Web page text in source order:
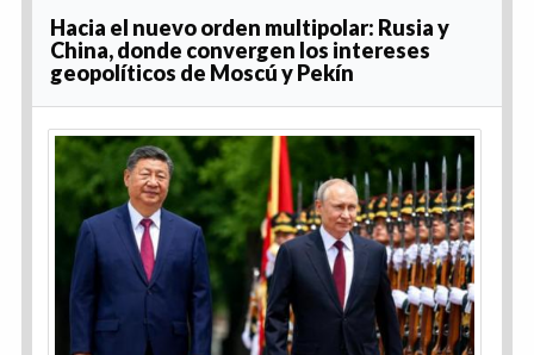
Hacia el nuevo orden multipolar: Rusia y
China, donde convergen los intereses
geopolíticos de Moscú y Pekín